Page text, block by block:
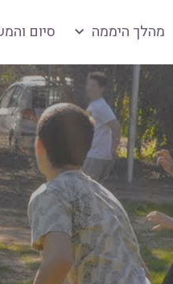
מהלך היממה סיום